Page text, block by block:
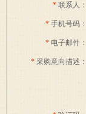
* 联系人：
* 手机号码：
* 电子邮件：
* 采购意向描述：